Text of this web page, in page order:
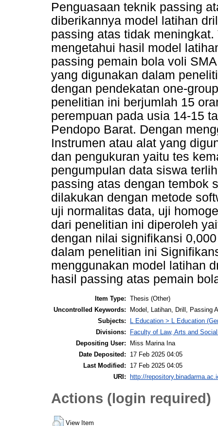
Penguasaan teknik passing
diberikannya model latihan
passing atas tidak
mengetahui hasil model
passing pemain bola voli
yang digunakan dalam
dengan pendekatan one-
penelitian ini berjumlah 15
perempuan pada usia 14-15
Pendopo Barat. Dengan
Instrumen atau alat yang
dan pengukuran yaitu tes
pengumpulan data siswa
passing atas dengan tembok
dilakukan dengan metode
uji normalitas data, uji
dari penelitian ini diperoleh
dengan nilai signifikansi
dalam penelitian ini
menggunakan model latihan
hasil passing atas pemain
Item Type: Thesis (Other)
Uncontrolled Keywords:
Model, Latihan, Drill, Passing
Subjects:
L Education > L Education
Divisions:
Faculty of Law, Arts and
Depositing User:
Miss Marina Ina
Date Deposited:
17 Feb 2025 04:05
Last Modified:
17 Feb 2025 04:05
URI:
http://
Actions (login required)
View Item